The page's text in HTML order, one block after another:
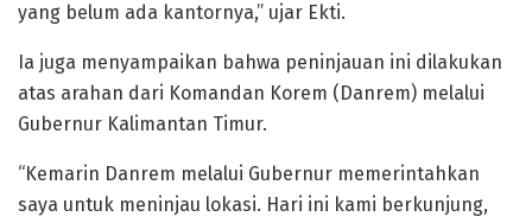
yang belum ada kantornya,” ujar Ekti.
Ia juga menyampaikan bahwa peninjauan ini dilakukan
atas arahan dari Komandan Korem (Danrem) melalui
Gubernur Kalimantan Timur.
“Kemarin Danrem melalui Gubernur memerintahkan
saya untuk meninjau lokasi. Hari ini kami berkunjung,